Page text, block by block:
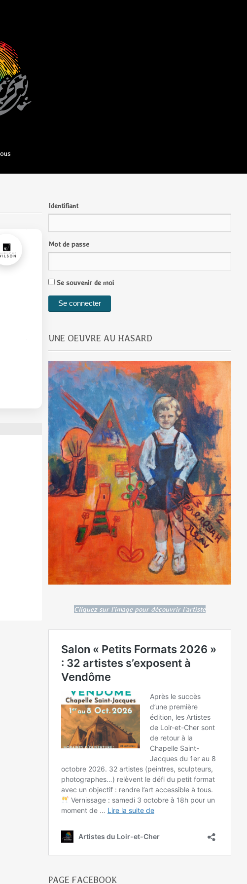
Identifiant
Mot de passe
Se souvenir de moi
UNE OEUVRE AU HASARD
Cliquez sur l'image pour découvrir l'artiste
PAGE FACEBOOK